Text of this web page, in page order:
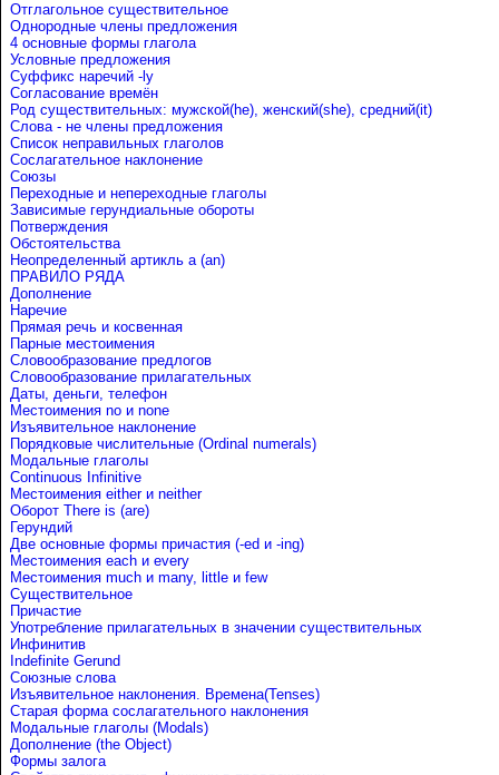
Отглагольное существительное
Однородные члены предложения
4 основные формы глагола
Условные предложения
Cуффикс наречий -ly
Согласование времён
Род существительных: мужской(he), женский(she), средний(it)
Слова - не члены предложения
Список неправильных глаголов
Сослагательное наклонение
Союзы
Переходные и непереходные глаголы
Зависимые герундиальные обороты
Потверждения
Обстоятельства
Неопределенный артикль a (an)
ПРАВИЛО РЯДА
Дополнение
Наречие
Прямая речь и косвенная
Парные местоимения
Словообразование предлогов
Словообразование прилагательных
Даты, деньги, телефон
Местоимения no и none
Изъявительное наклонение
Порядковые числительные (Ordinal numerals)
Модальные глаголы
Continuous Infinitive
Местоимения either и neither
Оборот There is (are)
Герундий
Две основные формы причастия (-ed и -ing)
Местоимения each и every
Местоимения much и many, little и few
Существительное
Причастие
Употребление прилагательных в значении существительных
Инфинитив
Indefinite Gerund
Союзные слова
Изъявительное наклонения. Времена(Tenses)
Старая форма сослагательного наклонения
Модальные глаголы (Modals)
Дополнение (the Object)
Формы залога